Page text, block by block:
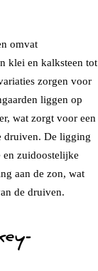
omvat
klei en kalksteen tot
zorgen voor
liggen op
wat zorgt voor een
druiven. De ligging
en zuidoostelijke
aan de zon, wat
de druiven.